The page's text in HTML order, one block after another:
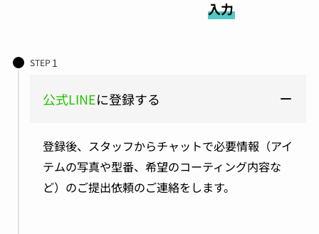
入力
STEP
公式LINEに登録する
登録後、スタッフからチャットで必要情報（アイ
テムの写真や型番、希望のコーティング内容な
ど）のご提出依頼のご連絡をします。